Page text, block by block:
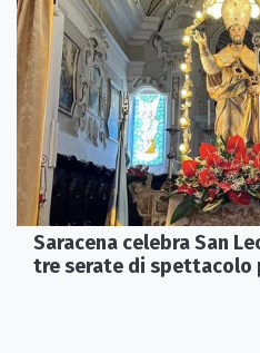
Saracena celebra San
tre serate di spettacolo